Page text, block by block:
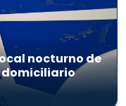
nocturno de
domiciliario